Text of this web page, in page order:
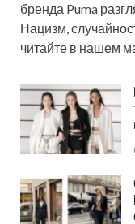
бренда Puma
Нацизм,
читайте в нашем